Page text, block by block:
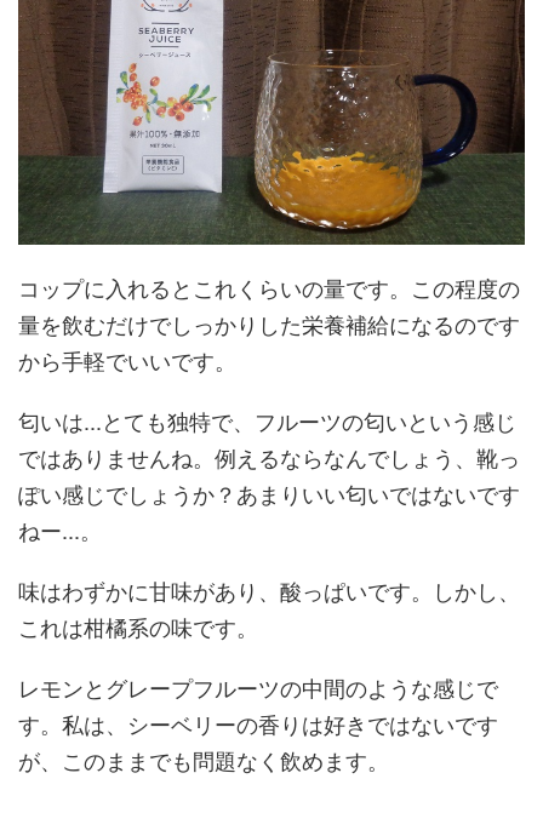
コップに入れるとこれくらいの量です。この程度の
量を飲むだけでしっかりした栄養補給になるのです
から手軽でいいです。
匂いは...とても独特で、フルーツの匂いという感じ
ではありませんね。例えるならなんでしょう、靴っ
ぽい感じでしょうか？あまりいい匂いではないです
ねー...。
味はわずかに甘味があり、酸っぱいです。しかし、
これは柑橘系の味です。
レモンとグレープフルーツの中間のような感じで
す。私は、シーベリーの香りは好きではないです
が、このままでも問題なく飲めます。